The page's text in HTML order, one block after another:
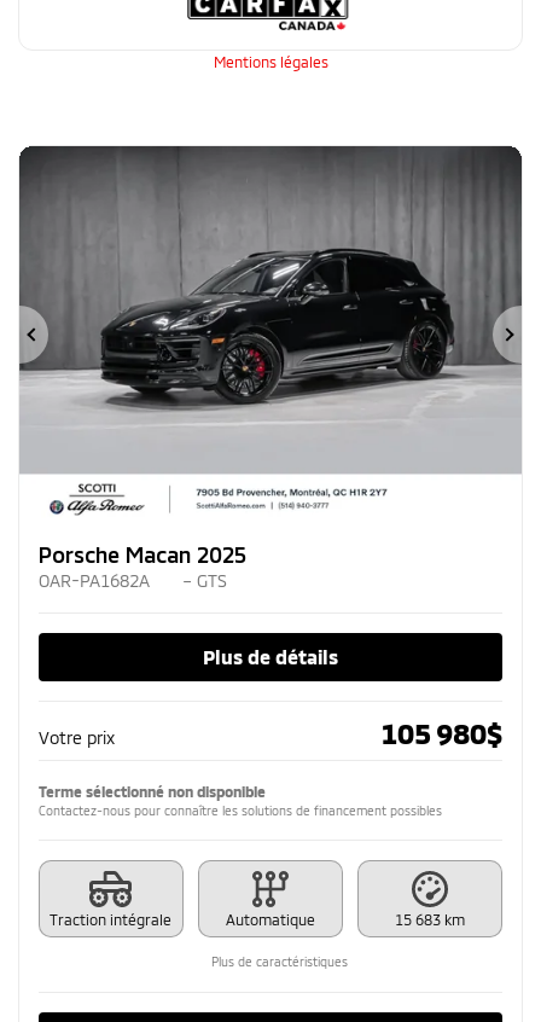
Mentions légales
Précédent
Porsche Macan 2025
OAR-PA1682A – GTS
Plus de détails
Votre prix 105 980$
Terme sélectionné non disponible
Contactez-nous pour connaître les solutions de financement possibles
Traction intégrale Automatique 15 683 km
Plus de caractéristiques